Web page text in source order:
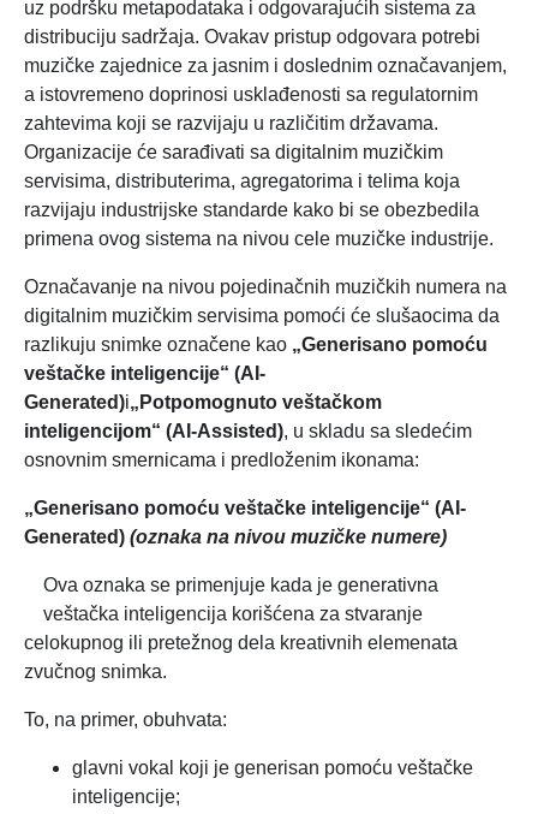
uz podršku metapodataka i odgovarajućih sistema za
distribuciju sadržaja. Ovakav pristup odgovara potrebi
muzičke zajednice za jasnim i doslednim označavanjem,
a istovremeno doprinosi usklađenosti sa regulatornim
zahtevima koji se razvijaju u različitim državama.
Organizacije će sarađivati sa digitalnim muzičkim
servisima, distributerima, agregatorima i telima koja
razvijaju industrijske standarde kako bi se obezbedila
primena ovog sistema na nivou cele muzičke industrije.
Označavanje na nivou pojedinačnih muzičkih numera na
digitalnim muzičkim servisima pomoći će slušaocima da
razlikuju snimke označene kao „Generisano pomoću
veštačke inteligencije“ (AI-
Generated)i„Potpomognuto veštačkom
inteligencijom“ (AI-Assisted), u skladu sa sledećim
osnovnim smernicama i predloženim ikonama:
„Generisano pomoću veštačke inteligencije“ (AI-
Generated) (oznaka na nivou muzičke numere)
Ova oznaka se primenjuje kada je generativna
veštačka inteligencija korišćena za stvaranje
celokupnog ili pretežnog dela kreativnih elemenata
zvučnog snimka.
To, na primer, obuhvata:
glavni vokal koji je generisan pomoću veštačke
inteligencije;